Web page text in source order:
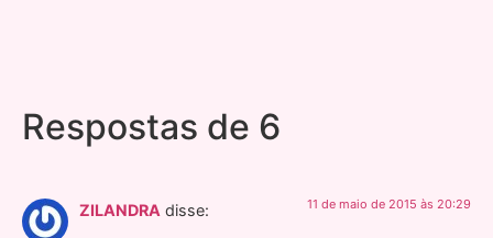
Respostas de 6
ZILANDRA disse: 11 de maio de 2015 às 20:29